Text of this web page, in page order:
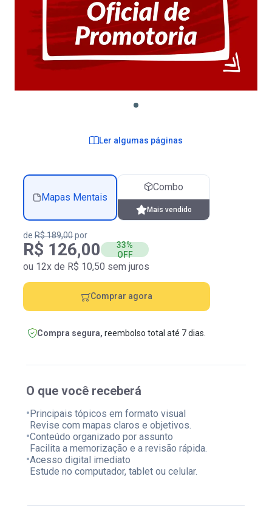
Ler algumas páginas
O que você receberá
•Principais tópicos em formato visual
Revise com mapas claros e objetivos.
•Conteúdo organizado por assunto
Facilita a memorização e a revisão rápida.
•Acesso digital imediato
Estude no computador, tablet ou celular.
Mapas Mentais
Combo
Mais vendido
deR$ 189,00por
R$ 126,00
33%
OFF
ou 12x de R$ 10,50 sem juros
Comprar agora
Compra segura, reembolso total até 7 dias.